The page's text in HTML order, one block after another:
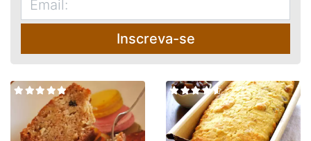
Inscreva-se